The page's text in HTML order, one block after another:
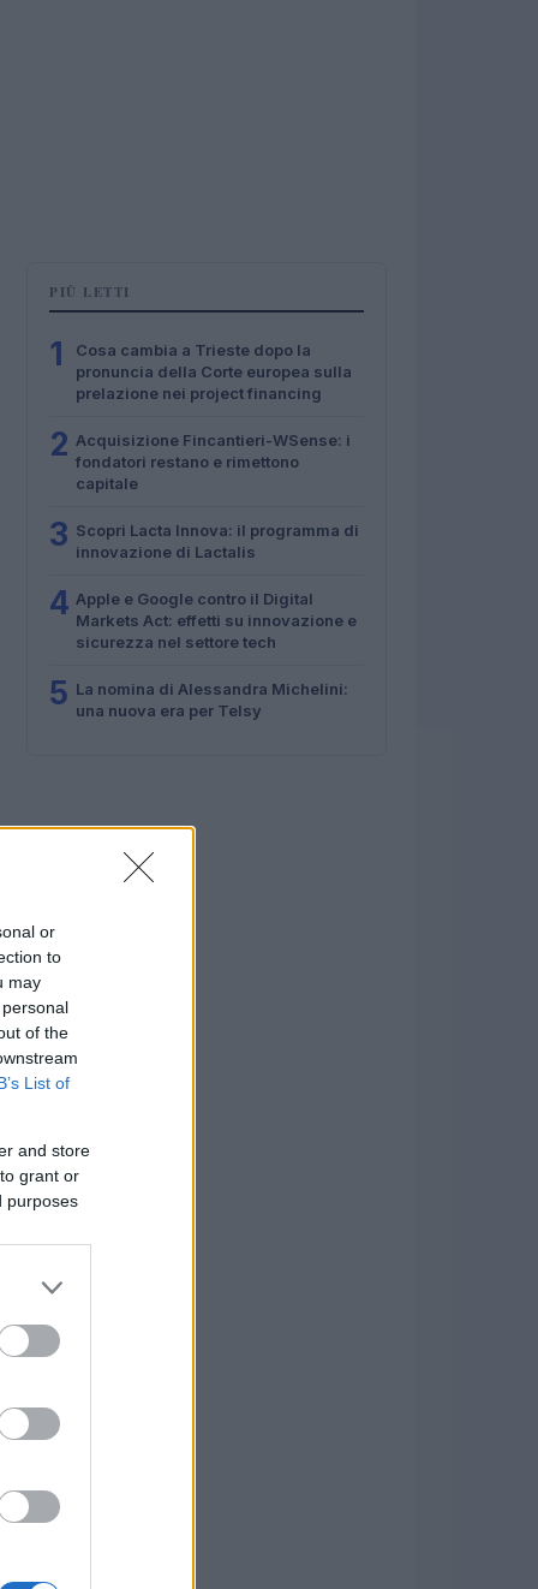
or
to
may
of the
List of
and store
grant or
purposes
PIÙ LETTI
1
Cosa cambia a Trieste dopo la
pronuncia della Corte europea sulla
prelazione nei project financing
2 Acquisizione Fincantieri-WSense: i
fondatori restano e rimettono
capitale
3 Scopri Lacta Innova: il programma di
innovazione di Lactalis
4 Apple e Google contro il Digital
Markets Act: effetti su innovazione e
sicurezza nel settore tech
5 La nomina di Alessandra Michelini:
una nuova era per Telsy